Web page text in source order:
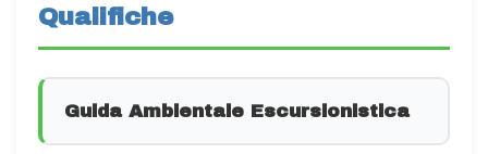
Qualifiche
Guida Ambientale Escursionistica